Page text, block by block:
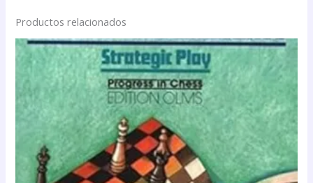
Productos relacionados